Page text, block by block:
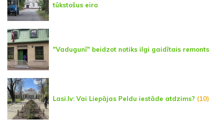
tūkstošus eiro
"Vadugunī" beidzot notiks ilgi gaidītais remonts
Lasi.lv: Vai Liepājas Peldu iestāde atdzims? (10)